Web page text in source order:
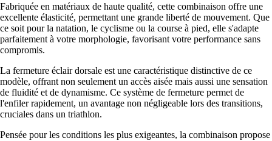
Fabriquée en matériaux de haute qualité, cette combinaison offre une
excellente élasticité, permettant une grande liberté de mouvement. Que
ce soit pour la natation, le cyclisme ou la course à pied, elle s'adapte
parfaitement à votre morphologie, favorisant votre performance sans
compromis.
La fermeture éclair dorsale est une caractéristique distinctive de ce
modèle, offrant non seulement un accès aisée mais aussi une sensation
de fluidité et de dynamisme. Ce système de fermeture permet de
l'enfiler rapidement, un avantage non négligeable lors des transitions,
cruciales dans un triathlon.
Pensée pour les conditions les plus exigeantes, la combinaison propose